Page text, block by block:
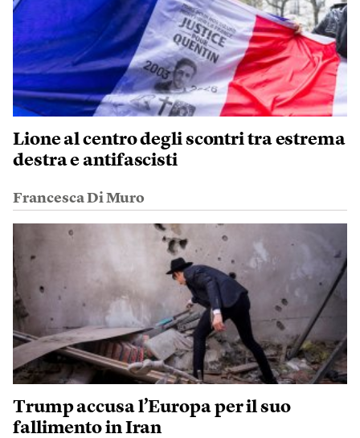
Lione al centro degli scontri tra estrema
destra e antifascisti
Francesca Di Muro
Trump accusa l’Europa per il suo
fallimento in Iran